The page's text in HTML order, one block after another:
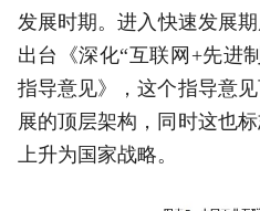
发展时期。进入快速发展
出台《深化“互联网+先进
指导意见》，这个指导意
展的顶层架构，同时这也
上升为国家战略。